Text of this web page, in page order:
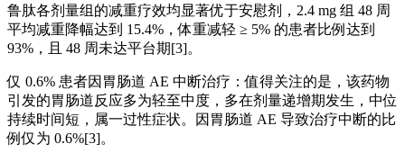
鲁肽各剂量组的减重疗效均显著优于安慰剂，2.4 mg 组 48 周
平均减重降幅达到 15.4%，体重减轻 ≥ 5% 的患者比例达到
93%，且 48 周未达平台期[3]。
仅 0.6% 患者因胃肠道 AE 中断治疗：值得关注的是，该药物
引发的胃肠道反应多为轻至中度，多在剂量递增期发生，中位
持续时间短，属一过性症状。因胃肠道 AE 导致治疗中断的比
例仅为 0.6%[3]。